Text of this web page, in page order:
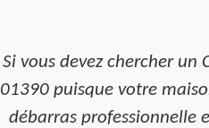
Si vous devez chercher
01390 puisque votre
débarras professionnelle